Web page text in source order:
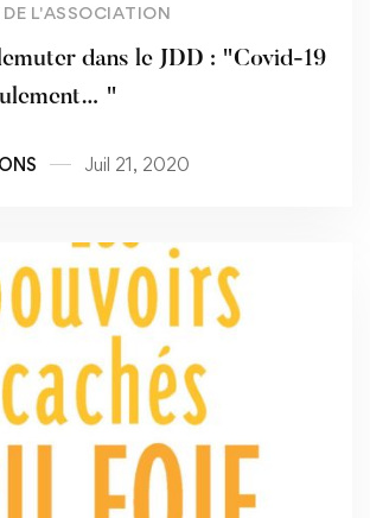
L'ASSOCIATION
dans le JDD : "Covid-19
"
Juil 21, 2020